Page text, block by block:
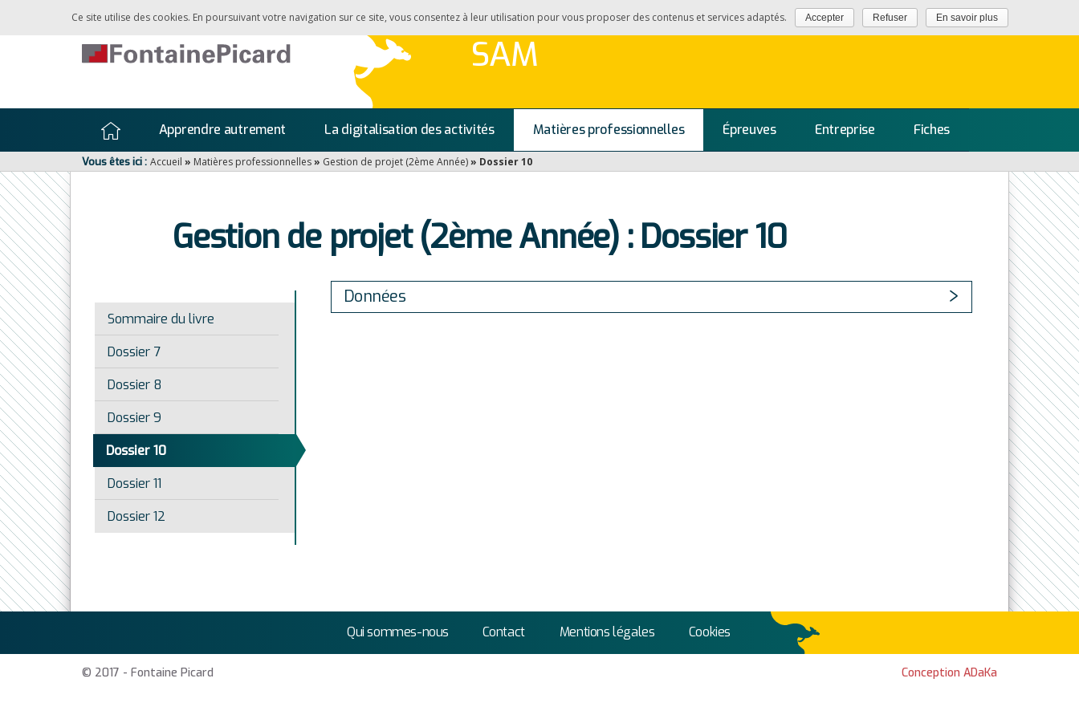
SAM
Apprendre autrement La digitalisation des activités Matières professionnelles Épreuves Entreprise Fiches
Vous êtes ici : Accueil » Matières professionnelles» Gestion de projet (2ème Année)» Dossier 10
Gestion de projet (2ème Année) : Dossier 10
Sommaire du livre
Dossier 7
Dossier 8
Dossier 9
Dossier 10
Dossier 11
Dossier 12
Données
Qui sommes-nous Contact Mentions légales Cookies
© 2017 - Fontaine Picard Conception ADaKa
Ce site utilise des cookies. En poursuivant votre navigation sur ce site, vous consentez à leur utilisation pour vous proposer des contenus et services adaptés. Accepter Refuser En savoir plus